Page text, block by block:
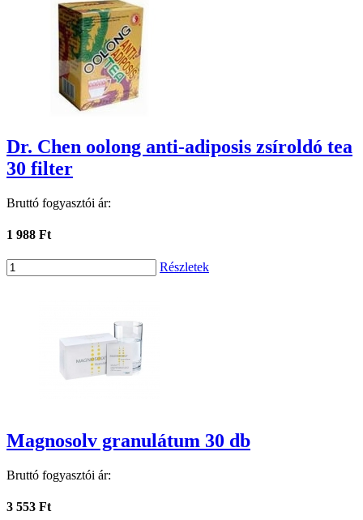
Dr. Chen oolong anti-adiposis zsíroldó tea
30 filter
Bruttó fogyasztói ár:
1 988 Ft
Részletek
Magnosolv granulátum 30 db
Bruttó fogyasztói ár:
3 553 Ft